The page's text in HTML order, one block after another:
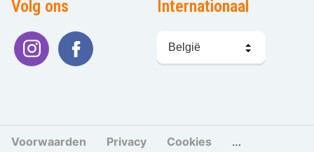
Volg ons Internationaal
kiezen
Voorwaarden Privacy Cookies Cookies